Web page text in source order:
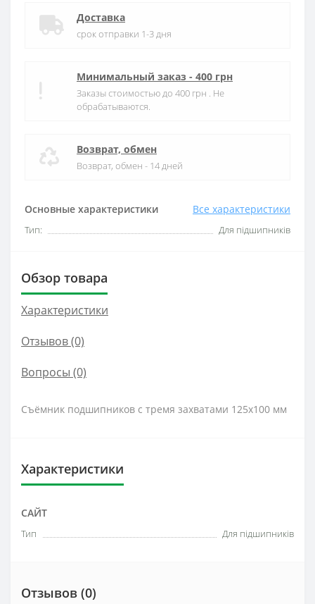
Основные характеристики Все характеристики
Тип: Для підшипників
Доставка
срок отправки 1-3 дня
Минимальный заказ - 400 грн
Заказы стоимостью до 400 грн . Не
обрабатываются.
Возврат, обмен
Возврат, обмен - 14 дней
Обзор товара
Характеристики
Отзывов (0)
Вопросы (0)
Съёмник подшипников с тремя захватами 125x100 мм
Характеристики
САЙТ
Тип Для підшипників
Отзывов (0)